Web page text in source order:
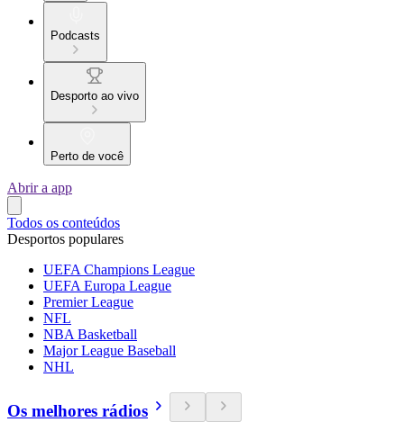
Podcasts
Desporto ao vivo
Perto de você
Abrir a app
Todos os conteúdos
Desportos populares
UEFA Champions League
UEFA Europa League
Premier League
NFL
NBA Basketball
Major League Baseball
NHL
Os melhores rádios